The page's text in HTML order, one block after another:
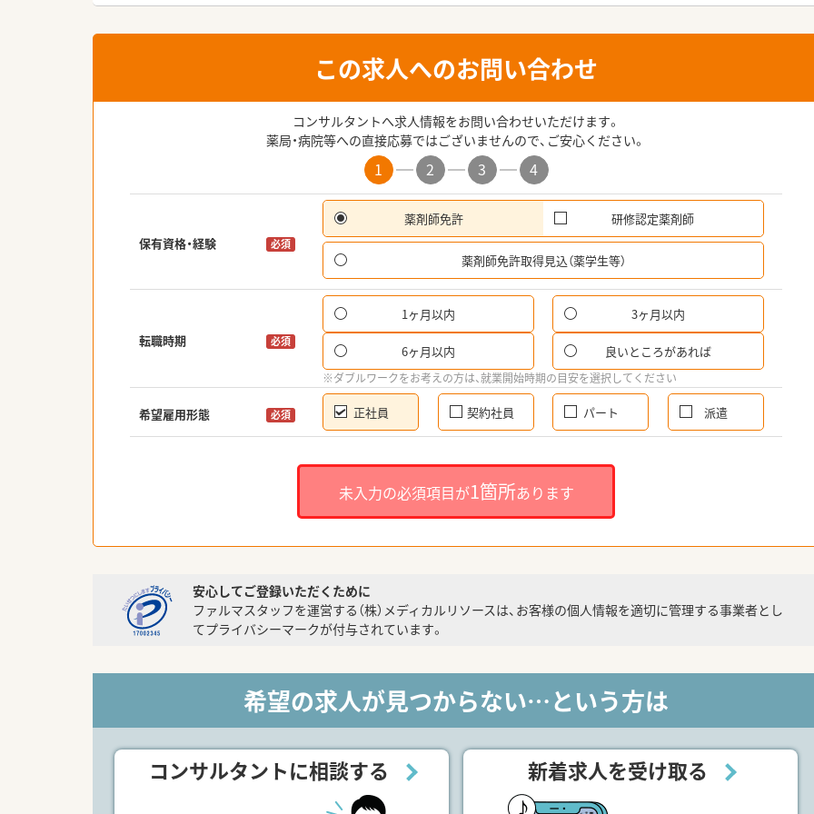
この求人へのお問い合わせ
コンサルタントへ求人情報をお問い合わせいただけます。
薬局・病院等への直接応募ではございませんので、ご安心ください。
1 2 3 4
保有資格・経験 必須
薬剤師免許 研修認定薬剤師
薬剤師免許取得見込（薬学生等）
転職時期 必須
1ヶ月以内 3ヶ月以内
6ヶ月以内 良いところがあれば
※ダブルワークをお考えの方は、就業開始時期の目安を選択してください
希望雇用形態 必須 正社員 契約社員 パート 派遣
未入力の必須項目が1箇所あります
安心してご登録いただくために
ファルマスタッフを運営する（株）メディカルリソースは、お客様の個人情報を適切に管理する事業者とし
てプライバシーマークが付与されています。
希望の求人が見つからない…という方は
コンサルタントに相談する 新着求人を受け取る